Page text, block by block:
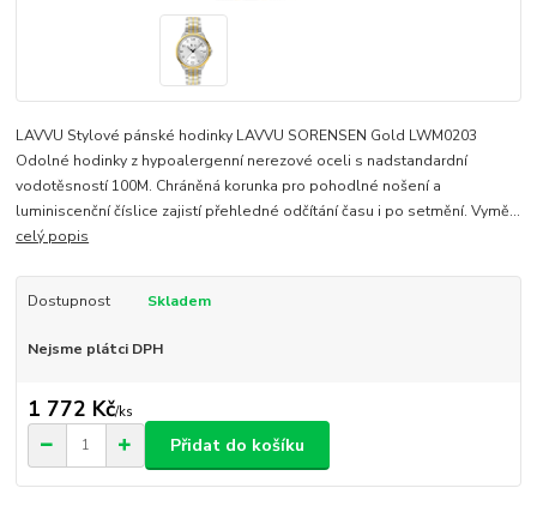
LAVVU Stylové pánské hodinky LAVVU SORENSEN Gold LWM0203
Odolné hodinky z hypoalergenní nerezové oceli s nadstandardní
vodotěsností 100M. Chráněná korunka pro pohodlné nošení a
luminiscenční číslice zajistí přehledné odčítání času i po setmění. Vymě...
celý popis
Dostupnost Skladem
Nejsme plátci DPH
1 772 Kč/ks
Přidat do košíku